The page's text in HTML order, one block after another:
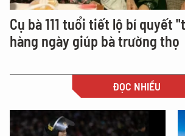
Cụ bà 111 tuổi tiết lộ bí quyết
hàng ngày giúp bà trường thọ
ĐỌC NHIỀU